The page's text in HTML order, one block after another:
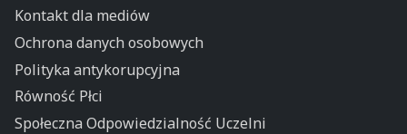
Kontakt dla mediów
Ochrona danych osobowych
Polityka antykorupcyjna
Równość Płci
Społeczna Odpowiedzialność Uczelni